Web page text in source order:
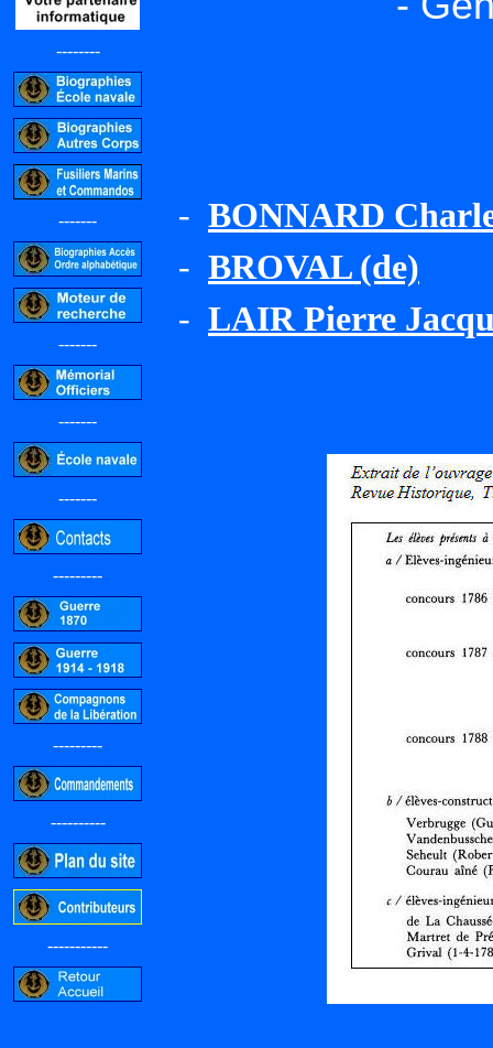
--------
-------
-------
-------
-------
---------
---------
----------
-----------
- BONNARD
- BROVAL (de)
- LAIR Pierre